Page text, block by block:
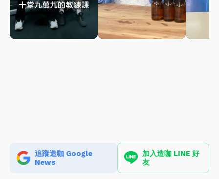
追蹤造咖 Google
News
加入造咖 LINE 好
友